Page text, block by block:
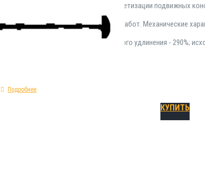
применения в области устройства герметизации подвижных
Инсталлируется на этапе монолитных работ. Механические
профиля прямая; показатель предельного удлинения - 290%;
Подробнее
КУПИТЬ